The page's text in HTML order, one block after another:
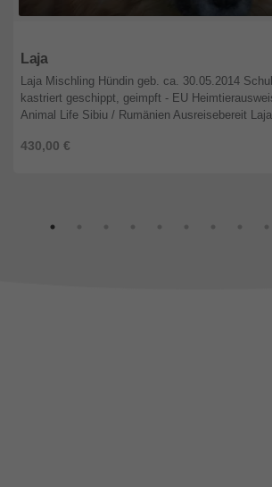
Laja
430,00 €
Laja Mischling Hündin geb. ca. 30.05.2014
kastriert geschippt, geimpft - EU
Animal Life Sibiu / Rumänien Ausreisebereit